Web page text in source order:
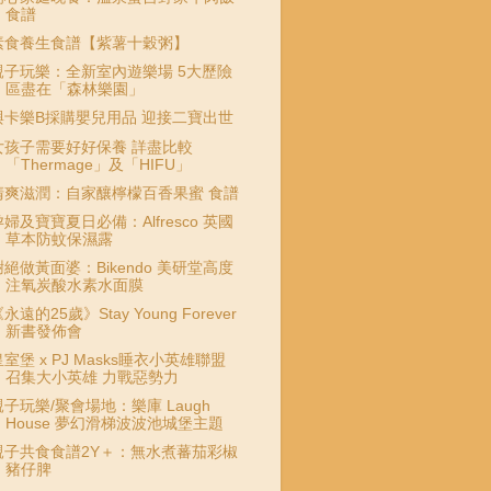
食譜
食養生食譜【紫薯十穀粥】
子玩樂：全新室內遊樂場 5大歷險
區盡在「森林樂園」
卡樂B採購嬰兒用品 迎接二寶出世
孩子需要好好保養 詳盡比較
「Thermage」及「HIFU」
爽滋潤：自家釀檸檬百香果蜜 食譜
婦及寶寶夏日必備：Alfresco 英國
草本防蚊保濕露
絕做黃面婆：Bikendo 美研堂高度
注氧炭酸水素水面膜
永遠的25歲》Stay Young Forever
新書發佈會
室堡 x PJ Masks睡衣小英雄聯盟
召集大小英雄 力戰惡勢力
子玩樂/聚會場地：樂庫 Laugh
House 夢幻滑梯波波池城堡主題
子共食食譜2Y＋：無水煮蕃茄彩椒
豬仔脾